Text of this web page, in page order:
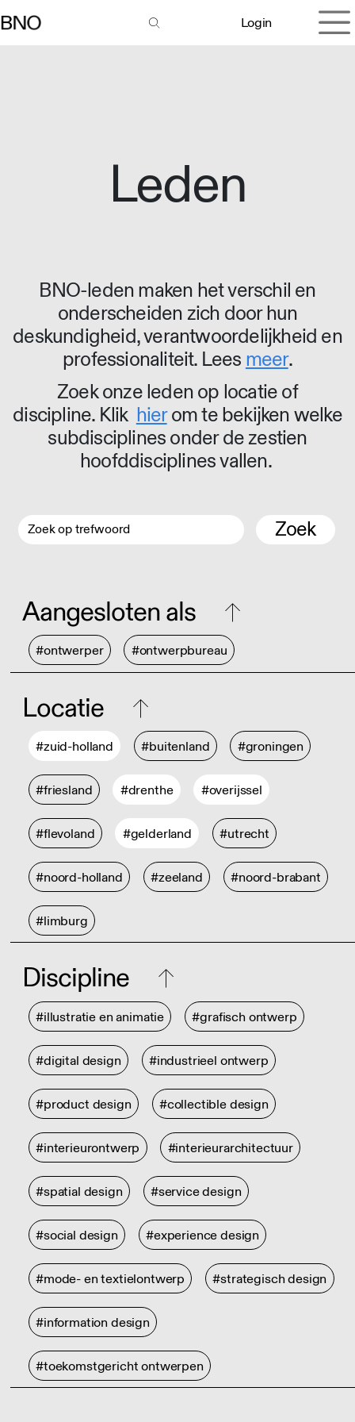
Login
Leden
BNO-leden maken het verschil en
onderscheiden zich door hun
deskundigheid, verantwoordelijkheid en
professionaliteit. Lees meer.
Zoek onze leden op locatie of
discipline. Klik hierom te bekijken welke
subdisciplines onder de zestien
hoofddisciplines vallen.
Zoek
Aangesloten als
#ontwerper #ontwerpbureau
Locatie
#zuid-holland #buitenland #groningen
#friesland #drenthe #overijssel
#flevoland #gelderland #utrecht
#noord-holland #zeeland #noord-brabant
#limburg
Discipline
#illustratie en animatie #grafisch ontwerp
#digital design #industrieel ontwerp
#product design #collectible design
#interieurontwerp #interieurarchitectuur
#spatial design #service design
#social design #experience design
#mode- en textielontwerp #strategisch design
#information design
#toekomstgericht ontwerpen